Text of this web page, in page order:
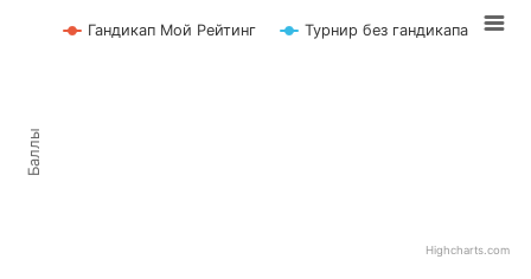
Баллы
Гандикап Мой Рейтинг Турнир без гандикапа
Highcharts.com